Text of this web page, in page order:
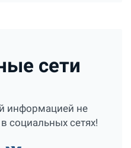
сети
информацией не
социальных сетях!